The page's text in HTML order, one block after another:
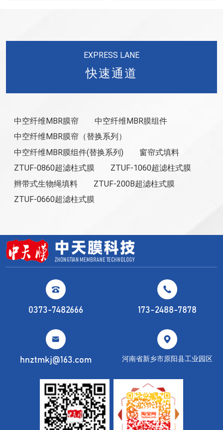
EXPRESS LANE
快速通道
中空纤维MBR膜帘
中空纤维MBR膜组件
中空纤维MBR膜帘（替换系列）
中空纤维MBR膜组件(替换系列)
窗帘式填料
ZTUF-0860超滤柱式膜
ZTUF-1060超滤柱式膜
辫带式生物绳填料
ZTUF-200B超滤柱式膜
ZTUF-0660超滤柱式膜

0373-7482666

173-2488-7878

hnztmkj@163.com

河南省新乡市原阳县工业园区